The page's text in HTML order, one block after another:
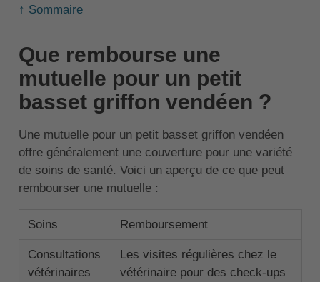
↑ Sommaire
Que rembourse une
mutuelle pour un petit
basset griffon vendéen ?
Une mutuelle pour un petit basset griffon vendéen
offre généralement une couverture pour une variété
de soins de santé. Voici un aperçu de ce que peut
rembourser une mutuelle :
Soins Remboursement
Consultations
vétérinaires
Les visites régulières chez le
vétérinaire pour des check-ups